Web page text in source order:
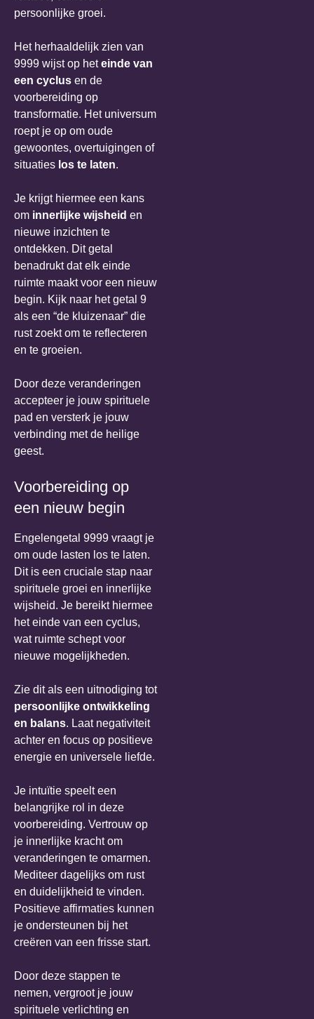
persoonlijke groei.
Het herhaaldelijk zien van
9999 wijst op heteinde van
een cyclus en de
voorbereiding op
transformatie. Het universum
roept je op om oude
gewoontes, overtuigingen of
situaties los te laten.
Je krijgt hiermee een kans
om innerlijke wijsheid en
nieuwe inzichten te
ontdekken. Dit getal
benadrukt dat elk einde
ruimte maakt voor een nieuw
begin. Kijk naar het getal 9
als een “de kluizenaar” die
rust zoekt om te reflecteren
en te groeien.
Door deze veranderingen
accepteer je jouw spirituele
pad en versterk je jouw
verbinding met de heilige
geest.
Voorbereiding op
een nieuw begin
Engelengetal 9999 vraagt je
om oude lasten los te laten.
Dit is een cruciale stap naar
spirituele groei en innerlijke
wijsheid. Je bereikt hiermee
het einde van een cyclus,
wat ruimte schept voor
nieuwe mogelijkheden.
Zie dit als een uitnodiging tot
persoonlijke ontwikkeling
en balans. Laat negativiteit
achter en focus op positieve
energie en universele liefde.
Je intuïtie speelt een
belangrijke rol in deze
voorbereiding. Vertrouw op
je innerlijke kracht om
veranderingen te omarmen.
Mediteer dagelijks om rust
en duidelijkheid te vinden.
Positieve affirmaties kunnen
je ondersteunen bij het
creëren van een frisse start.
Door deze stappen te
nemen, vergroot je jouw
spirituele verlichting en